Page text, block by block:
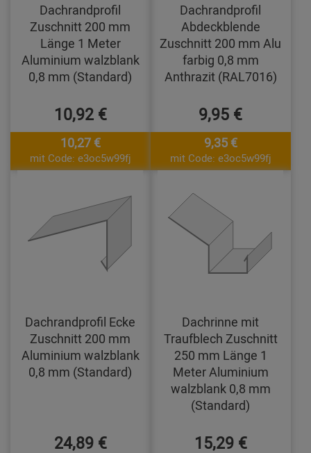
Dachrandprofil
Zuschnitt 200 mm
Länge 1 Meter
Aluminium walzblank
0,8 mm (Standard)
10,92 €
10,27 €
mit Code: e3oc5w99fj
Dachrandprofil
Abdeckblende
Zuschnitt 200 mm Alu
farbig 0,8 mm
Anthrazit (RAL7016)
9,95 €
9,35 €
mit Code: e3oc5w99fj
Dachrandprofil Ecke
Zuschnitt 200 mm
Aluminium walzblank
0,8 mm (Standard)
24,89 €
Dachrinne mit
Traufblech Zuschnitt
250 mm Länge 1
Meter Aluminium
walzblank 0,8 mm
(Standard)
15,29 €